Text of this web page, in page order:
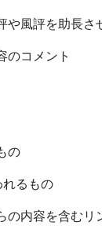
風評を助長さ
のコメント
の
るもの
の内容を含むリ